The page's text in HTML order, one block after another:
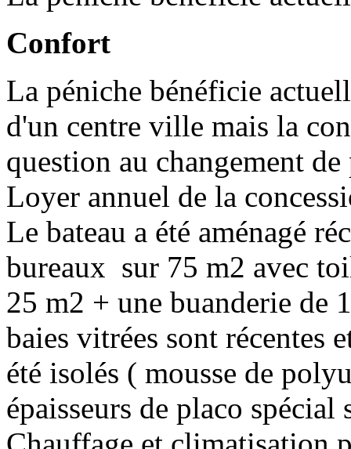
Confort
La péniche bénéficie
d'un centre ville mais la
question au changement
Loyer annuel de la
Le bateau a été aménagé
bureaux sur 75 m2 avec
25 m2 + une buanderie de
baies vitrées sont récentes
été isolés ( mousse de
épaisseurs de placo spécial